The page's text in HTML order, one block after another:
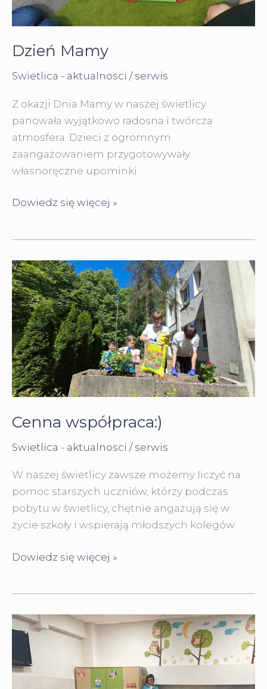
Dzień Mamy
Swietlica - aktualnosci / serwis
Z okazji Dnia Mamy w naszej świetlicy
panowała wyjątkowo radosna i twórcza
atmosfera. Dzieci z ogromnym
zaangażowaniem przygotowywały
własnoręczne upominki
Dzień
Dowiedz się więcej »
Cenna współpraca:)
Swietlica - aktualnosci / serwis
W naszej świetlicy zawsze możemy liczyć na
pomoc starszych uczniów, którzy podczas
pobytu w świetlicy, chętnie angażują się w
życie szkoły i wspierają młodszych kolegów
Cenna
Dowiedz się więcej »